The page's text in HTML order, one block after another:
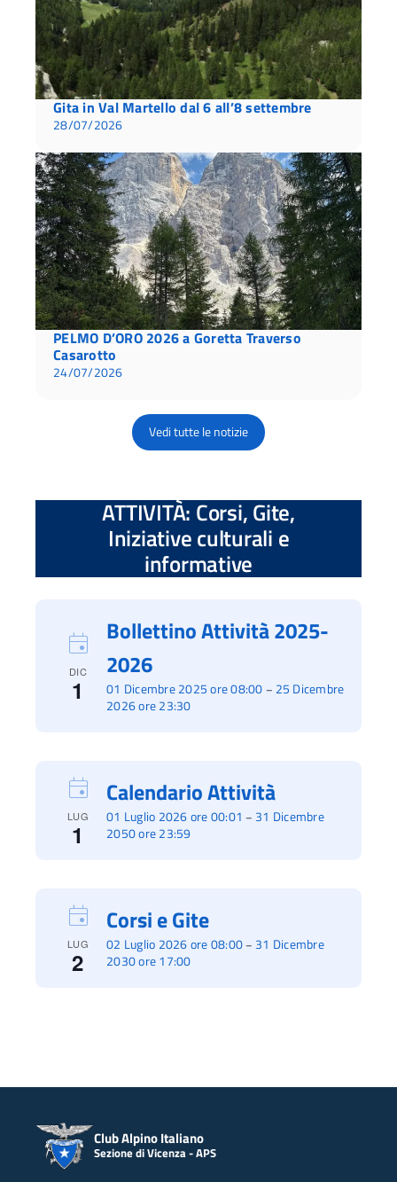
Gita in Val Martello dal 6 all’8 settembre
28/07/2026
PELMO D’ORO 2026 a Goretta Traverso
Casarotto
24/07/2026
Vedi tutte le notizie
ATTIVITÀ: Corsi, Gite,
Iniziative culturali e
informative
DIC
1 01 Dicembre 2025 ore 08:00 – 25 Dicembre
2026 ore 23:30
Bollettino Attività 2025-
2026
LUG
1
01 Luglio 2026 ore 00:01 – 31 Dicembre
2050 ore 23:59
Calendario Attività
LUG
2
02 Luglio 2026 ore 08:00– 31 Dicembre
2030 ore 17:00
Corsi e Gite
Club Alpino Italiano
Sezione di Vicenza - APS